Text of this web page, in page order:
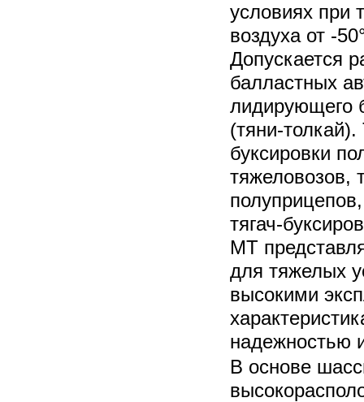
условиях при
воздуха от -
Допускается
балластных
лидирующего
(тяни-
буксировки
тяжеловозов,
тягач-
MT
для тяжелых
высокими
надежностью
В основе